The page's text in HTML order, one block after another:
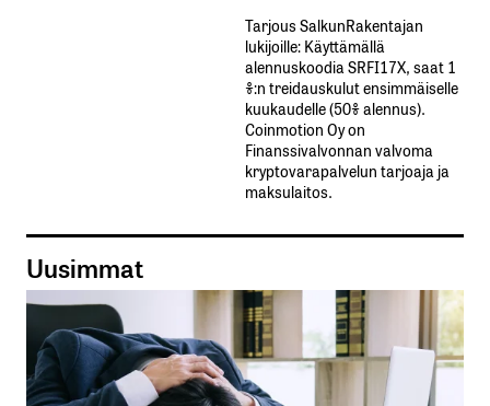
Tarjous SalkunRakentajan
lukijoille: Käyttämällä​ ​
alennuskoodia​ ​SRFI17X,​ ​saat​ ​1
%:n treidauskulut​ ​ensimmäiselle​ ​
kuukaudelle​ ​(50%​ ​alennus).
Coinmotion Oy on
Finanssivalvonnan valvoma
kryptovarapalvelun tarjoaja ja
maksulaitos.
Uusimmat